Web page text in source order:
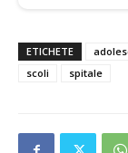
ETICHETE
scoli
spitale